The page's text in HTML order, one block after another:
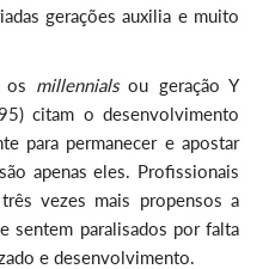
gerações auxilia e muito
os millennialsou geração Y
citam o desenvolvimento
para permanecer e apostar
apenas eles. Profissionais
vezes mais propensos a
sentem paralisados por falta
e desenvolvimento.